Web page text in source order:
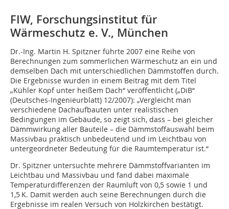
FIW, Forschungsinstitut für
Wärmeschutz e. V., München
Dr.-Ing. Martin H. Spitzner führte 2007 eine Reihe von
Berechnungen zum sommerlichen Wärmeschutz an ein und
demselben Dach mit unterschiedlichen Dämmstoffen durch.
Die Ergebnisse wurden in einem Beitrag mit dem Titel
„Kühler Kopf unter heißem Dach“ veröffentlicht („DiB“
(Deutsches-Ingenieurblatt) 12/2007): „Vergleicht man
verschiedene Dachaufbauten unter realistischen
Bedingungen im Gebäude, so zeigt sich, dass – bei gleicher
Dämmwirkung aller Bauteile – die Dämmstoffauswahl beim
Massivbau praktisch unbedeutend und im Leichtbau von
untergeordneter Bedeutung für die Raumtemperatur ist.“
Dr. Spitzner untersuchte mehrere Dämmstoffvarianten im
Leichtbau und Massivbau und fand dabei maximale
Temperaturdifferenzen der Raumluft von 0,5 sowie 1 und
1,5 K. Damit werden auch seine Berechnungen durch die
Ergebnisse im realen Versuch von Holzkirchen bestätigt.